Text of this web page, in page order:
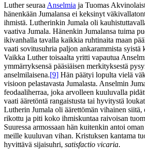
Luther seuraa Anselmia ja Tuomas
hänenkään Jumalansa ei keksinyt
ihmistä. Lutherinkin Jumala oli
vaativa Jumala. Hänenkin Jumalansa tuima
ikivanhalla tavalla kaikkia ruhtinaita maan
vaati sovitusuhria paljon ankarammista syistä
Vaikka Luther toisaalta yritti vapautua
ymmärryksensä pääsiäisen merkityksestä
anselmilaisena.[9] Hän päätyi lopulta vielä
visioon pelastavasta Jumalasta. Anselmin
feodaaliherraa, joka arvolleen kuuluvalla
vaati ääretöntä rangaistusta tai hyvitystä
Lutherin Jumala oli äärettömän vihainen siitä,
rikottu ja piti koko ihmiskuntaa raivoisan
Suuressa armossaan hän kuitenkin antoi
meille kuuluvan vihan. Kristuksen kantama
hyvittävä sijaisuhri, satisfactio vicaria.